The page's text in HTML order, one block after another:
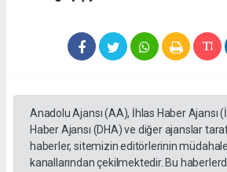
Anadolu Ajansı (AA), İhlas Haber Ajansı
Haber Ajansı (DHA) ve diğer ajanslar
haberler, sitemizin editörlerinin
kanallarından çekilmektedir. Bu